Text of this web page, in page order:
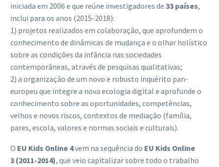
iniciada em 2006 e que reúne investigadores de 33 países,
inclui para os anos (2015-2018):
1) projetos realizados em colaboração, que aprofundem o
conhecimento de dinâmicas de mudança e o olhar holístico
sobre as condições da infância nas sociedades
contemporâneas, através de pesquisas qualitativas;
2) a organização de um novo e robusto inquérito pan-
europeu que integre a nova ecologia digital e aprofunde o
conhecimento sobre as oportunidades, competências,
velhos e novos riscos, contextos de mediação (família,
pares, escola, valores e normas sociais e culturais).
O EU Kids Online 4vem na sequência do EU Kids Online
3 (2011-2014), que veio capitalizar sobre todo o trabalho